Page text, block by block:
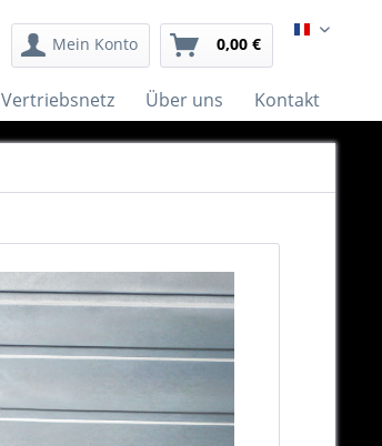
Mein Konto 0,00 € Français
Vertriebsnetz Über uns Kontakt